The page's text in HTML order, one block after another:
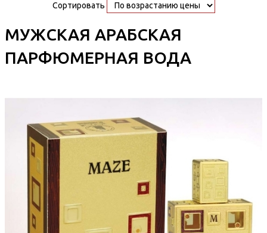
Сортировать
МУЖСКАЯ АРАБСКАЯ
ПАРФЮМЕРНАЯ ВОДА